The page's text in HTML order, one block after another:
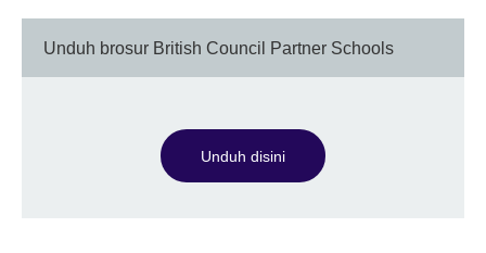
Unduh brosur British Council Partner Schools
Unduh disini